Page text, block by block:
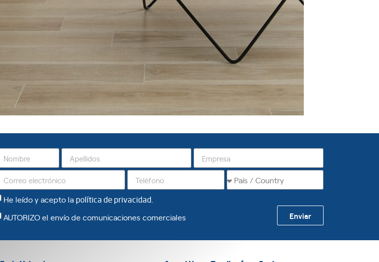
He leído y acepto la política de privacidad
AUTORIZO el envío de comunicaciones comerciales
Enviar